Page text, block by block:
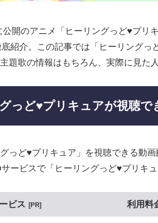
公開のアニメ「ヒーリングっど♥プリ
紹介。この記事では「ヒーリング
題歌の情報はもちろん、実際に見た
っど♥プリキュアが視聴で
っど♥プリキュア」を視聴できる動
ービスで「ヒーリングっど♥プリキュ
ビス PR 利用料